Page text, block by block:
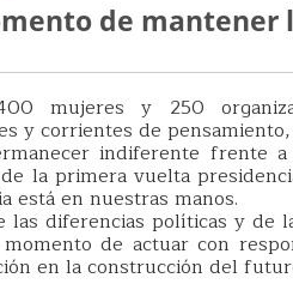
de mantener
mujeres y 250
y corrientes de
indiferente frente
la primera vuelta
está en nuestras manos.
las diferencias políticas y de
de actuar con
en la construcción del